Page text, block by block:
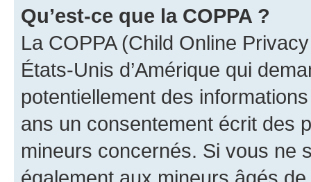
Qu’est-ce que la COPPA ?
La COPPA (Child Online
États-Unis d’Amérique qui
potentiellement des
ans un consentement écrit des
mineurs concernés. Si vous ne
également aux mineurs âgés